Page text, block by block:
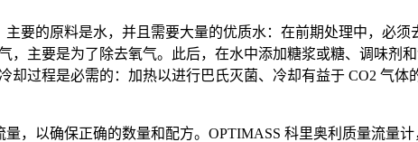
要的原料是水，并且需要大量的优质水：在前期处理中，必
，主要是为了除去氧气。此后，在水中添加糖浆或糖、调味剂
却过程是必需的：加热以进行巴氏灭菌、冷却有益于 CO2 气
，以确保正确的数量和配方。OPTIMASS 科里奥利质量流量